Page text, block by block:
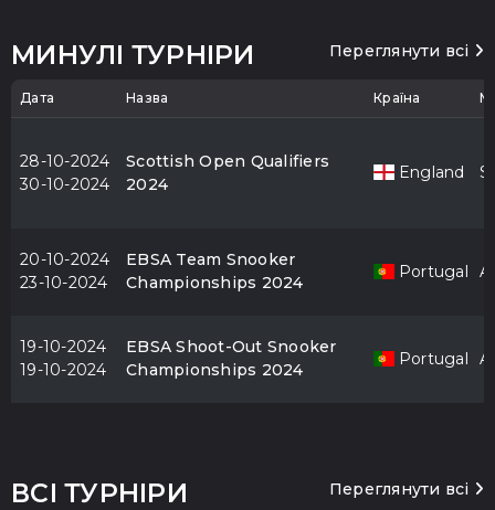
МИНУЛІ ТУРНІРИ Переглянути всі
Дата Назва Країна
28-10-2024
30-10-2024
Scottish Open Qualifiers
2024
England
20-10-2024
23-10-2024
EBSA Team Snooker
Championships 2024
Portugal
19-10-2024
19-10-2024
EBSA Shoot-Out Snooker
Championships 2024
Portugal
ВСІ ТУРНІРИ Переглянути всі